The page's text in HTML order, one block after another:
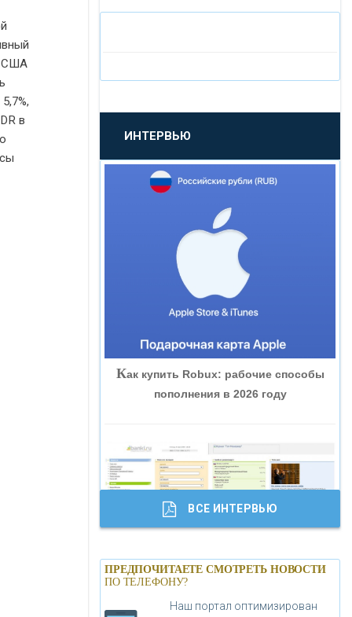
США
в
«ПРОМСВЯЗЬБАНК»
«НОВИКОМБАНК»
«СМП БАНК»
«ВНЕШПРОМБАНК»
«БАНК ГЛОБЭКС»
«ТРАСТ»
«ГАЗПРОМБАНК»
«МОСКОВСКИЙ КРЕДИТНЫЙ
БАНК»
ИНТЕРВЬЮ
Как купить Robux: рабочие способы
пополнения в 2026 году
Банки.ру обновил логотип впервые за
19 лет - «Лента новостей»
ВСЕ ИНТЕРВЬЮ
ПРЕДПОЧИТАЕТЕ СМОТРЕТЬ НОВОСТИ
ПО ТЕЛЕФОНУ?
Наш портал оптимизирован